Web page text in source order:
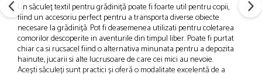
Un săculeț textil pentru grădiniță poate fi foarte util pentru copii,
fiind un accesoriu perfect pentru a transporta diverse obiecte
necesare la grădiniță. Pot fi deasemenea utilizati pentru coletarea
comorilor descoperite in aventurile din timpul liber. Poate fi purtat
chiar ca si rucsacel fiind o alternativa minunata pentru a depozita
hainute, jucarii si alte lucrusoare de care cei mici au nevoie.
Acești săculeți sunt practici și oferă o modalitate excelentă de a